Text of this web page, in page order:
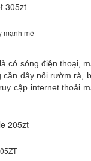
mạnh mẽ
có sóng điện thoại,
dây nối rườm rà,
cập internet thoải